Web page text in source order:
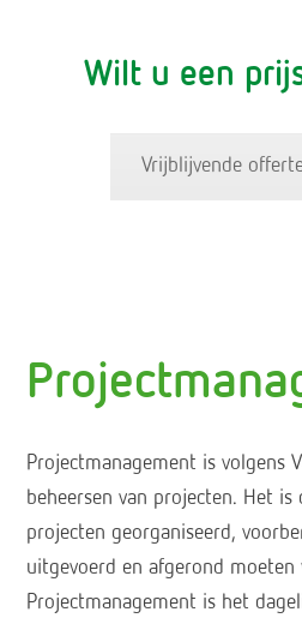
Wilt u een
Vrijblijvende
Projectmanagement is volgens
beheersen van projecten. Het is
projecten georganiseerd,
uitgevoerd en afgerond moeten
Projectmanagement is het